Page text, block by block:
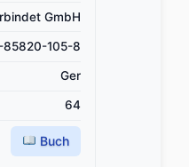
GmbH
105-8
Ger
64
Buch